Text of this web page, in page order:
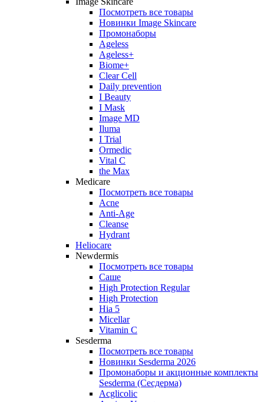
Посмотреть все товары
Новинки Image Skincare
Промонаборы
Ageless
Ageless+
Biome+
Clear Cell
Daily prevention
I Beauty
I Mask
Image MD
Iluma
I Trial
Ormedic
Vital C
the Max
Medicare
Посмотреть все товары
Acne
Anti‑Age
Cleanse
Hydrant
Heliocare
Newdermis
Посмотреть все товары
Саше
High Protection Regular
High Protection
Hia 5
Micellar
Vitamin C
Sesderma
Посмотреть все товары
Новинки Sesderma 2026
Промонаборы и акционные комплекты
Sesderma (Сесдерма)
Acglicolic